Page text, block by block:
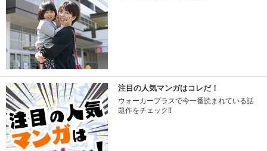
注目の人気マンガはコレだ！
ウォーカープラスで今一番読まれている話
題作をチェック!!